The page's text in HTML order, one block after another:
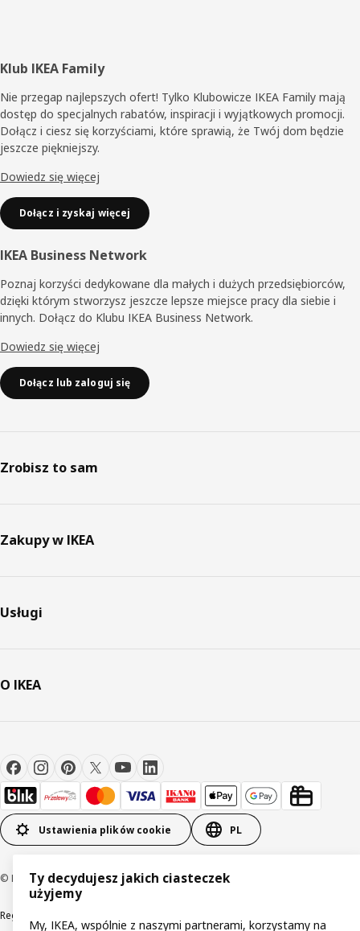
Stopka
Klub IKEA Family
Nie przegap najlepszych ofert! Tylko Klubowicze IKEA Family mają
dostęp do specjalnych rabatów, inspiracji i wyjątkowych promocji.
Dołącz i ciesz się korzyściami, które sprawią, że Twój dom będzie
jeszcze piękniejszy.
Dowiedz się więcej
Dołącz i zyskaj więcej
IKEA Business Network
Poznaj korzyści dedykowane dla małych i dużych przedsiębiorców,
dzięki którym stworzysz jeszcze lepsze miejsce pracy dla siebie i
innych. Dołącz do Klubu IKEA Business Network.
Dowiedz się więcej
Dołącz lub zaloguj się
Zrobisz to sam
Zakupy w IKEA
Usługi
O IKEA
Ustawienia plików cookie PL
© Inter IKEA Systems B.V 1999-2026
Regulaminy
Ty decydujesz jakich ciasteczek
użyjemy
My, IKEA, wspólnie z naszymi partnerami, korzystamy na